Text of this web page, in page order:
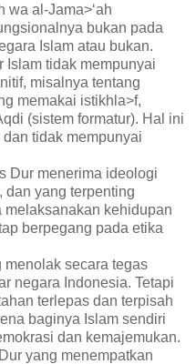
wa al-Jama>‘ah
bukan pada
Islam atau bukan.
Islam tidak mempunyai
misalnya tentang
memakai istikhla>f,
(sistem formatur). Hal ini
tidak mempunyai
Dur menerima ideologi
dan yang terpenting
melaksanakan kehidupan
berpegang pada etika
menolak secara tegas
negara Indonesia. Tetapi
terlepas dan terpisah
baginya Islam sendiri
dan kemajemukan.
yang menempatkan